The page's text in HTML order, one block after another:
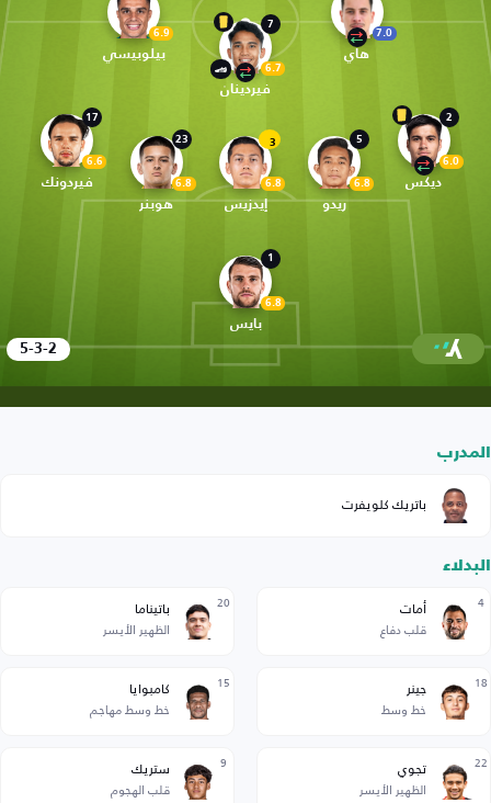
6.9
بيلوبيسي
7
6.7
فيردينان
7.0
هاي
17
6.6
فيردونك
23
6.8
هوبنر
3
6.8
إيدزيس
5
6.8
ريدو
2
6.0
ديكس
1
6.8
بايس
5-3-2
المدرب
باتريك كلويفرت
البدلاء
4 أمات
قلب دفاع
20 باتيناما
الظهير الأيسر
18 جينر
خط وسط
15 كامبوايا
خط وسط مهاجم
22 تجوي
الظهير الأيسر
9 ستريك
قلب الهجوم